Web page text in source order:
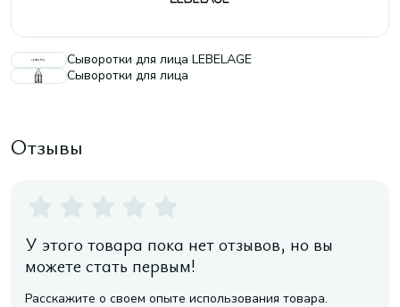
Сыворотки для лица LEBELAGE
Сыворотки для лица
Отзывы
У этого товара пока нет отзывов, но вы
можете стать первым!
Расскажите о своем опыте использования товара.